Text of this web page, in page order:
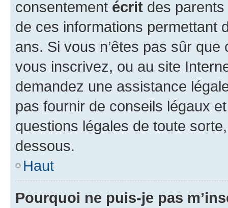
consentement écrit des parents
de ces informations permettant
ans. Si vous n’êtes pas sûr
vous inscrivez, ou au site
demandez une assistance
pas fournir de conseils légaux
questions légales de toute
dessous.
Haut
Pourquoi ne puis-je pas